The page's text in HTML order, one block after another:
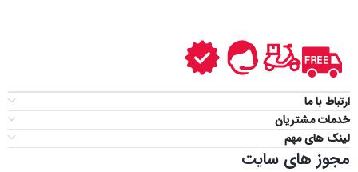
ارتباط با ما
خدمات مشتریان
لینک های مهم
مجوز های سایت